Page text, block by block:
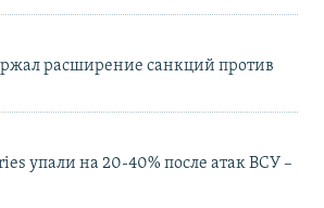
расширение санкций против
упали на 20-40% после атак ВСУ –